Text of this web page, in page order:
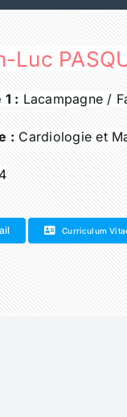
Luc
1 : Lacampagne /
: Cardiologie et
Curriculum